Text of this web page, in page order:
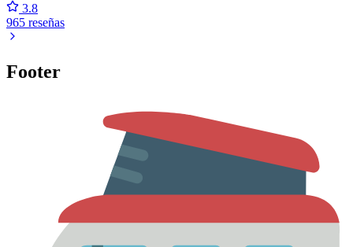
3.8
965 reseñas
Footer